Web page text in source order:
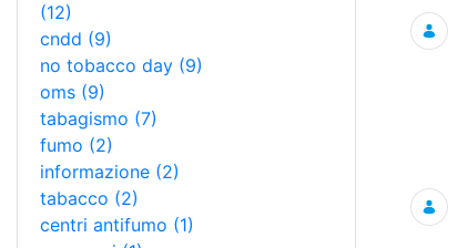
(12)
cndd (9)
no tobacco day (9)
oms (9)
tabagismo (7)
fumo (2)
informazione (2)
tabacco (2)
centri antifumo (1)